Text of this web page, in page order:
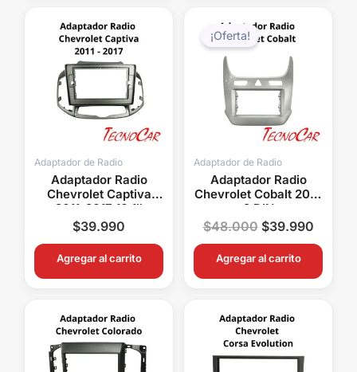
Adaptador de Radio
Adaptador Radio
Chevrolet Captiva
2011-2017 10.1″
Connection ACH-
$39.990
Agregar al carrito
¡Oferta!
Adaptador de Radio
Adaptador Radio
Chevrolet Cobalt 2016
2 DIN
$48.000
precio
original
$48.000.
$39.990
Agregar al carrito